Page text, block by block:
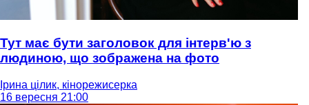
Тут має бути заголовок для інтерв'ю з
людиною, що зображена на фото
Ірина цілик, кінорежисерка
16 вересня 21:00